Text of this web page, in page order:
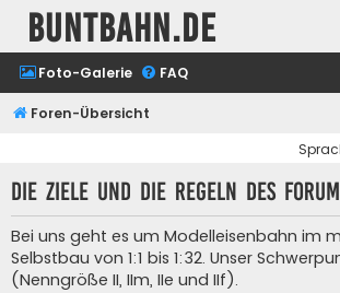
buntbahn.de
Foto-Galerie FAQ
Foren-Übersicht
Die Ziele und die Regeln des
Bei uns geht es um Modelleisenbahn im
Selbstbau von 1:1 bis 1:32. Unser
(Nenngröße II, IIm, IIe und IIf).